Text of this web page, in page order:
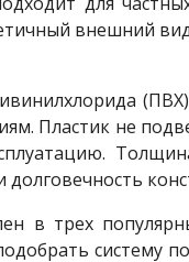
внешний
Пластик не
в трех